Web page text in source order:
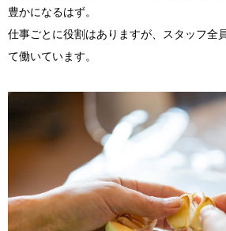
豊かになるはず。
仕事ごとに役割はありますが、スタッフ全
て働いています。